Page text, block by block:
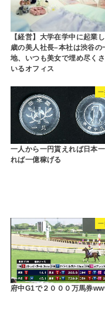
【経営】大学在学中に起業
歳の美人社長–本社は渋谷の
地、いつも美女で埋め尽く
いるオフィス
一人から一円貰えれば日本
れば一億稼げる
府中G1で２０００万馬券